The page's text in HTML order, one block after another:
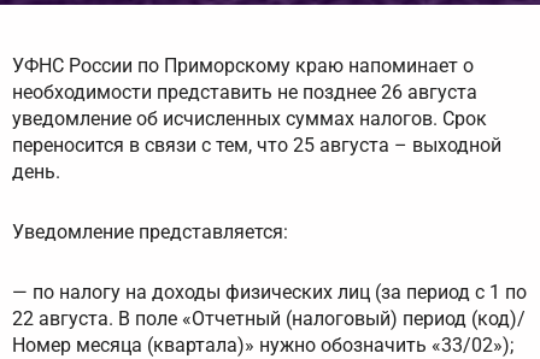
УФНС России по Приморскому краю напоминает о
необходимости представить не позднее 26 августа
уведомление об исчисленных суммах налогов. Срок
переносится в связи с тем, что 25 августа – выходной
день.
Уведомление представляется:
— по налогу на доходы физических лиц (за период с 1 по
22 августа. В поле «Отчетный (налоговый) период (код)/
Номер месяца (квартала)» нужно обозначить «33/02»);